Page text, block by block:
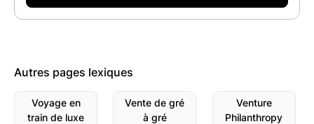
Autres pages lexiques
Voyage en
train de luxe
Vente de gré
à gré
Venture
Philanthropy